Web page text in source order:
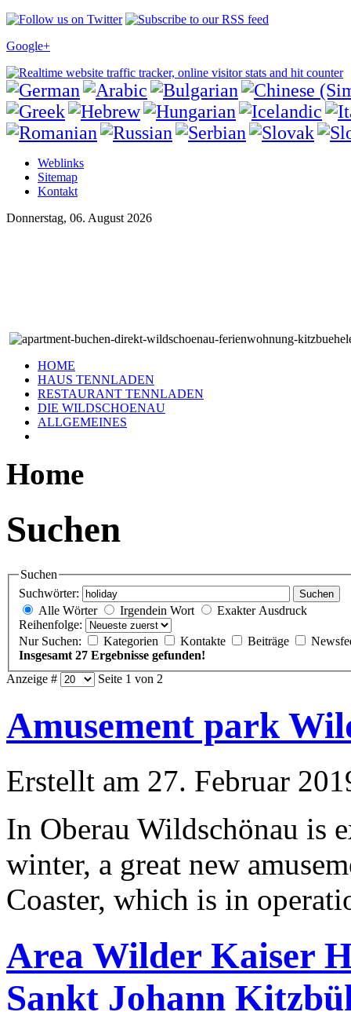
Google+
Weblinks
Sitemap
Kontakt
Donnerstag, 06. August 2026
HOME
HAUS TENNLADEN
RESTAURANT TENNLADEN
DIE WILDSCHOENAU
ALLGEMEINES
Home
Suchen
Suchen
Suchwörter:
Suchen
Alle Wörter Irgendein Wort
Exakter Ausdruck
Reihenfolge:
Nur Suchen:
Kategorien Kontakte Beiträge
Insgesamt 27 Ergebnisse gefunden!
Anzeige #
Seite 1 von 2
Amusement park
Erstellt am 27. Februar
In Oberau Wildschönau is
winter, a great new
Coaster, which is in
Area Wilder Kaiser
Sankt Johann